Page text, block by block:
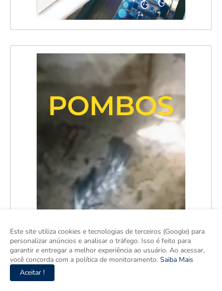
Este site utiliza cookies e tecnologias de terceiros (Google) para
personalizar anúncios e analisar o tráfego. Isso é feito para
garantir e entregar a melhor experiência ao usuário. Ao acessar,
você concorda com a política de monitoramento. Saiba Mais
Aceitar !